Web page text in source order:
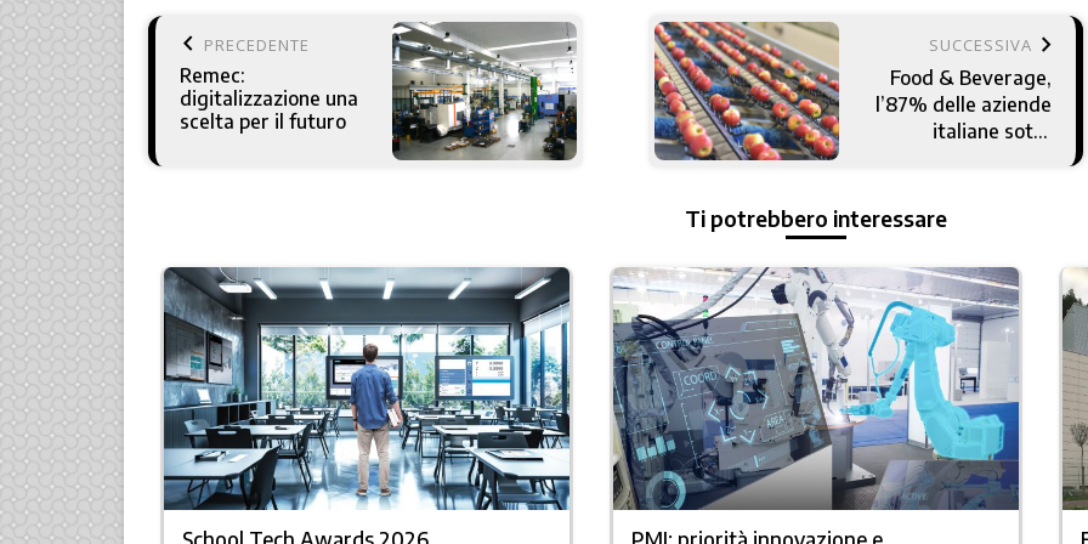
keyboard_arrow_left PRECEDENTE
Remec:
digitalizzazione una
scelta per il futuro
SUCCESSIVA keyboard_arrow_right
Food & Beverage,
l’87% delle aziende
italiane sotto
Ti potrebbero interessare